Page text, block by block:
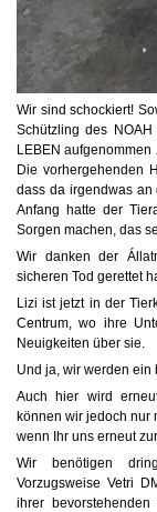
Wir sind schockiert!
Schützling des
LEBEN
Die vorhergehenden
dass da irgendwas an
Anfang hatte der
Sorgen machen, das
Wir danken der
sicheren Tod gerettet
Lizi ist jetzt in der
Centrum, wo ihre
Neuigkeiten über sie.
Und ja, wir werden
Auch hier wird
können wir jedoch nur
wenn Ihr uns erneut
Wir benötigen
Vorzugsweise Vetri
ihrer